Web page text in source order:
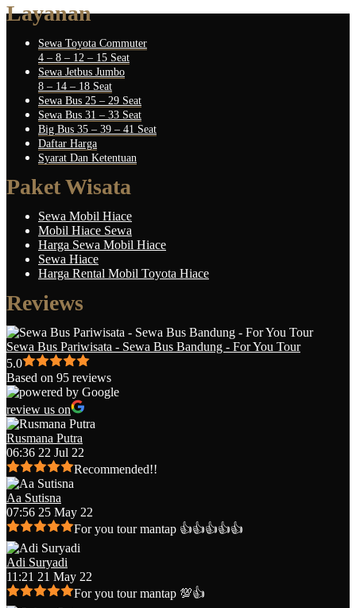
Layanan
Sewa Toyota Commuter
4 – 8 – 12 – 15 Seat
Sewa Jetbus Jumbo
8 – 14 – 18 Seat
Sewa Bus 25 – 29 Seat
Sewa Bus 31 – 33 Seat
Big Bus 35 – 39 – 41 Seat
Daftar Harga
Syarat Dan Ketentuan
Paket Wisata
Sewa Mobil Hiace
Mobil Hiace Sewa
Harga Sewa Mobil Hiace
Sewa Hiace
Harga Rental Mobil Toyota Hiace
Reviews
Sewa Bus Pariwisata - Sewa Bus Bandung - For You Tour
5.0
Based on 95 reviews
review us on
Rusmana Putra
06:36 22 Jul 22
Recommended!!
Aa Sutisna
07:56 25 May 22
For you tour mantap 👍👍👍👍👍
Adi Suryadi
11:21 21 May 22
For you tour mantap 💯👍